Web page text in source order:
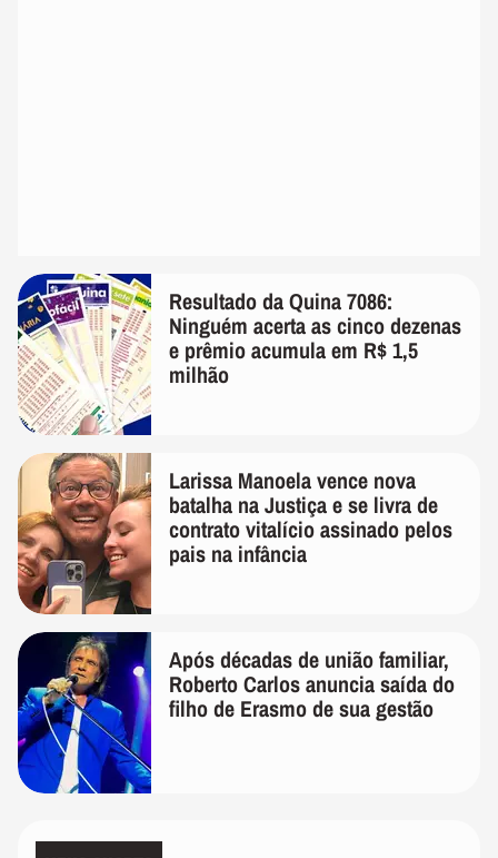
Resultado da Quina 7086:
Ninguém acerta as cinco dezenas
e prêmio acumula em R$ 1,5
milhão
Larissa Manoela vence nova
batalha na Justiça e se livra de
contrato vitalício assinado pelos
pais na infância
Após décadas de união familiar,
Roberto Carlos anuncia saída do
filho de Erasmo de sua gestão